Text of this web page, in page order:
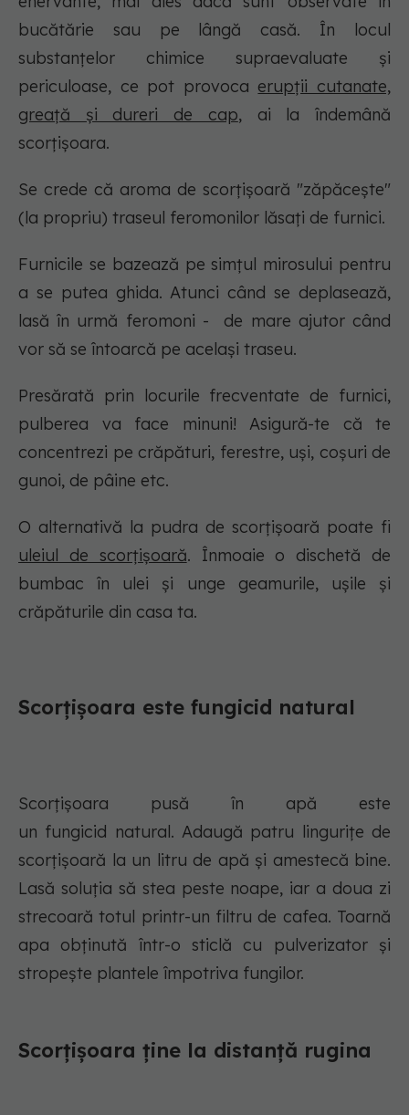
bucătărie sau pe lângă casă. În locul
substanțelor chimice supraevaluate și
periculoase, ce pot provoca erupții cutanate,
greață și dureri de cap, ai la îndemână
scorțișoara.
Se crede că aroma de scorțișoară "zăpăcește"
(la propriu) traseul feromonilor lăsați de furnici.
Furnicile se bazează pe simțul mirosului pentru
a se putea ghida. Atunci când se deplasează,
lasă în urmă feromoni - de mare ajutor când
vor să se întoarcă pe același traseu.
Presărată prin locurile frecventate de furnici,
pulberea va face minuni! Asigură-te că te
concentrezi pe crăpături, ferestre, uși, coșuri de
gunoi, de pâine etc.
O alternativă la pudra de scorțișoară poate fi
uleiul de scorțișoară. Înmoaie o dischetă de
bumbac în ulei și unge geamurile, ușile și
crăpăturile din casa ta.
Scorțișoara este fungicid natural
Scorțișoara pusă în apă este
un fungicid natural. Adaugă patru lingurițe de
scorțișoară la un litru de apă și amestecă bine.
Lasă soluția să stea peste noape, iar a doua zi
strecoară totul printr-un filtru de cafea. Toarnă
apa obținută într-o sticlă cu pulverizator și
stropește plantele împotriva fungilor.
Scorțișoara ține la distanță rugina